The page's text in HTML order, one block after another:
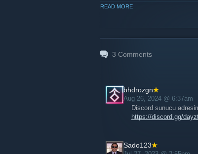
gerçekleştirmek için
https://dayzturkiye.com/
Saygılarımızla. (DayZ Türkiye
https://discord.gg/zeu2npZ
READ MORE
3 Comments
bhdrozgn
Aug 26, 2024 @ 6:37am
Discord sunucu
https://discord.gg/
Sado123